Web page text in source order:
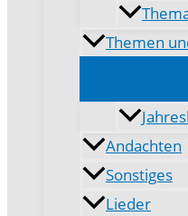
Themen
Andachten
Sonstiges
Lieder